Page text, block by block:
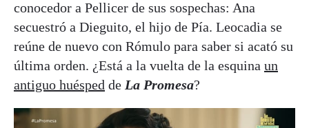
conocedor a Pellicer de sus sospechas: Ana
secuestró a Dieguito, el hijo de Pía. Leocadia se
reúne de nuevo con Rómulo para saber si acató su
última orden. ¿Está a la vuelta de la esquina un
antiguo huésped de La Promesa?